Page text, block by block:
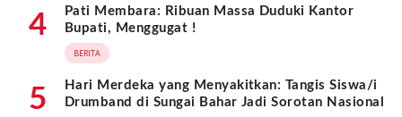
4
Pati Membara: Ribuan Massa Duduki Kantor
Bupati, Menggugat !
BERITA
5
Hari Merdeka yang Menyakitkan: Tangis Siswa/i
Drumband di Sungai Bahar Jadi Sorotan Nasional